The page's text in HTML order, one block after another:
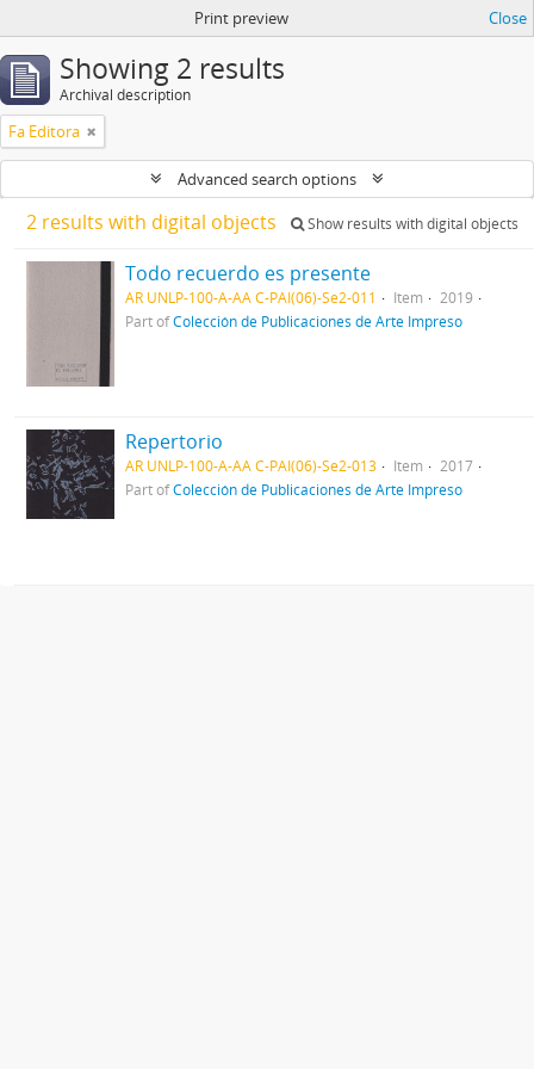
Print preview Close
Showing 2 results
Archival description
Fa Editora
Advanced search options
2 results with digital objects Show results with digital objects
Todo recuerdo es presente
AR UNLP-100-A-AA C-PAI(06)-Se2-011 Item
2019
Part ofColección de Publicaciones de Arte Impreso
Repertorio
AR UNLP-100-A-AA C-PAI(06)-Se2-013 Item
2017
Part ofColección de Publicaciones de Arte Impreso